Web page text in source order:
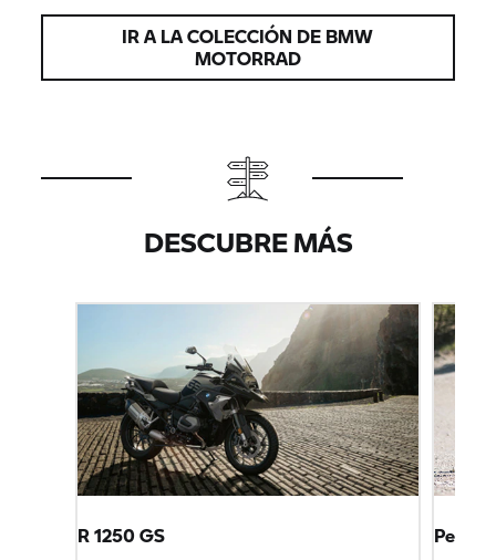
IR A LA COLECCIÓN DE BMW
MOTORRAD
DESCUBRE MÁS
R 1250 GS